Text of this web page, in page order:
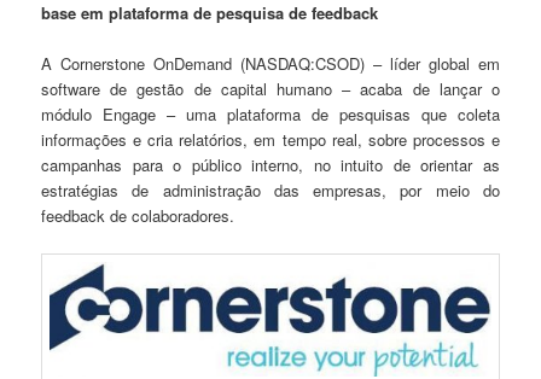
base em plataforma de pesquisa de feedback
A Cornerstone OnDemand (NASDAQ:CSOD) – líder global em
software de gestão de capital humano – acaba de lançar o
módulo Engage – uma plataforma de pesquisas que coleta
informações e cria relatórios, em tempo real, sobre processos e
campanhas para o público interno, no intuito de orientar as
estratégias de administração das empresas, por meio do
feedback de colaboradores.